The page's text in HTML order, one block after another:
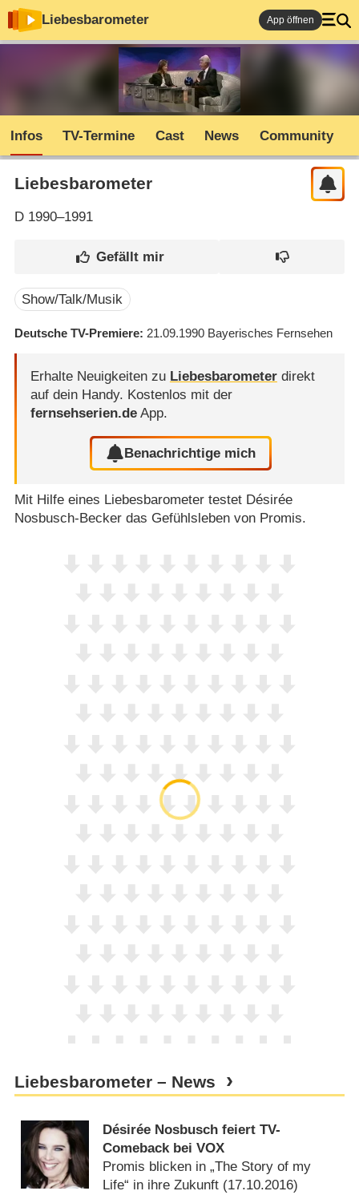
Liebesbarometer App öffnen
Infos TV-Termine Cast News Community
Liebesbarometer
D1990–1991
Show/Talk/Musik
Deutsche TV-Premiere 21.09.1990 Bayerisches Fernsehen
Erhalte Neuigkeiten zu Liebesbarometerdirekt
auf dein Handy. Kostenlos mit der
fernsehserien.deApp.
Benachrichtige mich
Mit Hilfe eines Liebesbarometer testet Désirée
Nosbusch-Becker das Gefühlsleben von Promis.
Liebesbarometer – News
Désirée Nosbusch feiert TV-
Comeback bei VOX
Promis blicken in „The Story of my
Life“ in ihre Zukunft (17.10.2016)